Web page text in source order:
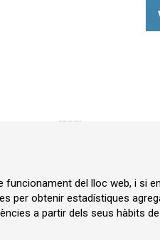
del lloc web, i si
per obtenir estadístiques
a partir dels seus hàbits